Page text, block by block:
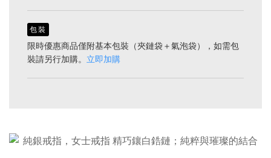
包裝
限時優惠商品僅附基本包裝（夾鏈袋＋氣泡袋），如需包
裝請另行加購。 立即加購